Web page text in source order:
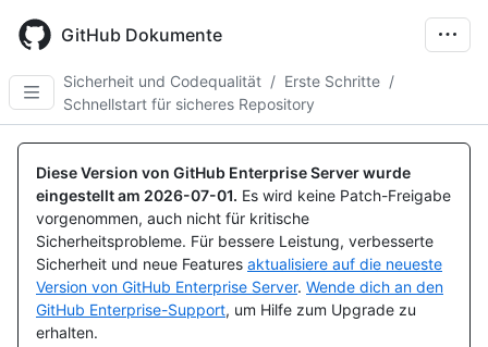
main
content
GitHub Dokumente
Sicherheit und Codequalität / Erste Schritte /
Schnellstart für sicheres Repository
Diese Version von GitHub Enterprise Server wurde
eingestellt am 2026-07-01. Es wird keine Patch-Freigabe
vorgenommen, auch nicht für kritische
Sicherheitsprobleme. Für bessere Leistung, verbesserte
Sicherheit und neue Features aktualisiere auf die neueste
Version von GitHub Enterprise Server. Wende dich an den
GitHub Enterprise-Support, um Hilfe zum Upgrade zu
erhalten.